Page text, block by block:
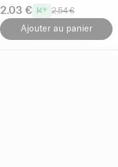
2.03 € 2.54 €
Ajouter au panier